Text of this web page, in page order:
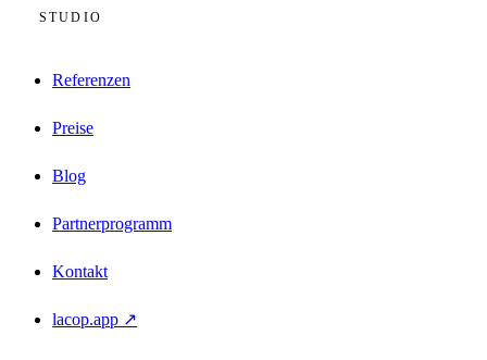
STUDIO
Referenzen
Preise
Blog
Partnerprogramm
Kontakt
lacop.app ↗